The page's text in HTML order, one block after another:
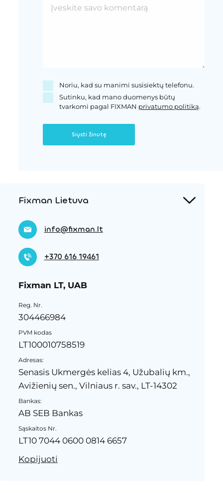
Fixman Lietuva
info@fixman.lt
+370 616 19461
Fixman LT, UAB
Reg. Nr.
304466984
PVM kodas
LT100010758519
Adresas:
Senasis Ukmergės kelias 4, Užubalių km.,
Avižienių sen., Vilniaus r. sav., LT-14302
Bankas:
AB SEB Bankas
Sąskaitos Nr.
LT10 7044 0600 0814 6657
Kopijuoti
Noriu, kad su manimi susisiektų telefonu.
Sutinku, kad mano duomenys būtų
tvarkomi pagal FIXMAN privatumo politiką.
Siųsti žinutę